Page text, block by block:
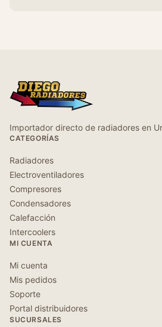
Importador directo de radiadores en
CATEGORÍAS
Radiadores
Electroventiladores
Compresores
Condensadores
Calefacción
Intercoolers
MI CUENTA
Mi cuenta
Mis pedidos
Soporte
Portal distribuidores
SUCURSALES